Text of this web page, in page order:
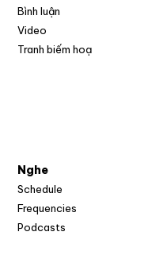
Bình luận
Video
Tranh biếm hoạ
Nghe
Schedule
Frequencies
Podcasts